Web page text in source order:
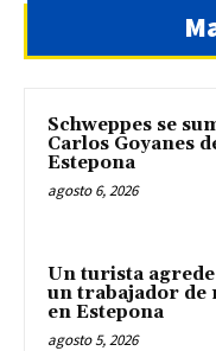
Schweppes se
Carlos Goyanes
Estepona
agosto 6, 2026
Un turista
un trabajador de
en Estepona
agosto 5, 2026